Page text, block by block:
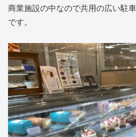
商業施設の中なので共用の広い駐
です。